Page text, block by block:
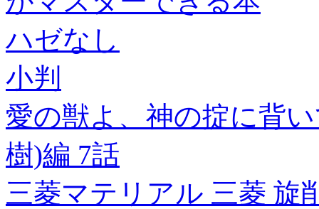
ハゼなし
小判
愛の獣よ、神の掟に背
樹)編 7話
三菱マテリアル 三菱 旋